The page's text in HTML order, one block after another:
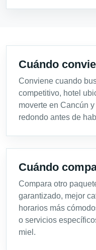
Cuándo
Conviene cuando
competitivo, hotel
moverte en Cancún
redondo antes de
Cuándo
Compara otro
garantizado, mejor
horarios más
o servicios
miel.